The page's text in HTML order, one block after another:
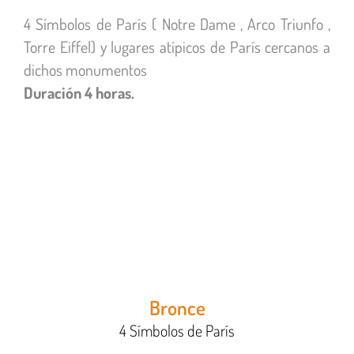
4 Símbolos de París ( Notre Dame , Arco Triunfo ,
Torre Eiffel) y lugares atípicos de París cercanos a
dichos monumentos
Duración 4 horas.
Bronce
4 Símbolos de París